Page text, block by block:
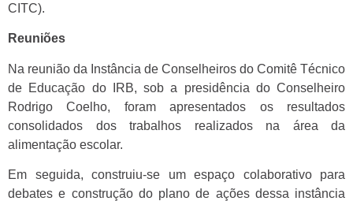
CITC).
Reuniões
Na reunião da Instância de Conselheiros do Comitê Técnico
de Educação do IRB, sob a presidência do Conselheiro
Rodrigo Coelho, foram apresentados os resultados
consolidados dos trabalhos realizados na área da
alimentação escolar.
Em seguida, construiu-se um espaço colaborativo para
debates e construção do plano de ações dessa instância